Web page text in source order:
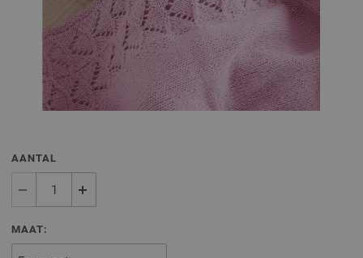
AANTAL
MAAT: